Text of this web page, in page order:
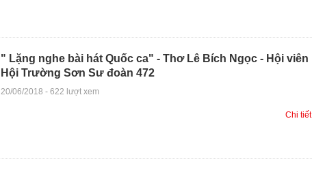
" Lặng nghe bài hát Quốc ca" - Thơ Lê Bích Ngọc - Hội viên
Hội Trường Sơn Sư đoàn 472
20/06/2018 - 622 lượt xem
Chi tiết